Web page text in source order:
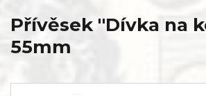
Přívěsek "Dívka na
55mm